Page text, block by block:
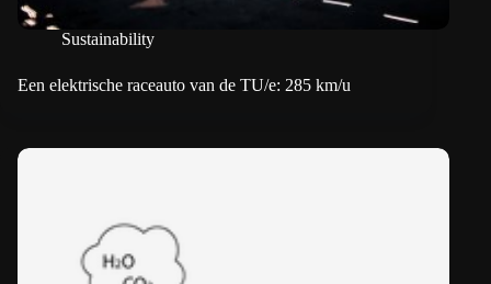
Sustainability
Een elektrische raceauto van de TU/e: 285 km/u